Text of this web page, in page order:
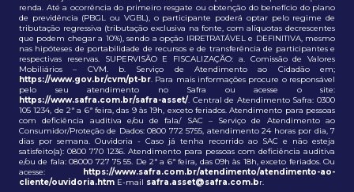
renda. Até a ocorrência do primeiro resgate ou obtenção do benefício do plano
de previdência (PBGL ou VGBL), o participante poderá optar pelo regime de
tributação regressiva (tributação exclusiva na fonte, com alíquotas decrescentes
que podem chegar a 10%), sendo a opção IRRETRATÁVEL e DEFINITIVA, mesmo
nas hipóteses de portabilidade de recursos e de transferência de participantes e
respectivas reservas. SUPERVISÃO E FISCALIZAÇÃO: a. Comissão de Valores
Mobiliários – CVM. b. Serviço de Atendimento ao Cidadão em;
https://www.gov.br/cvm/pt-br. Para mais informações procure o responsável
pelo seu atendimento no Safra ou acesse o site:
https://www.safra.com.br/safra-asset/. Central de Atendimento Safra: 0300
105 1234, de 2ª a 6ª feira, das 9 às 19h, exceto feriados. Atendimento para pessoas
com deficiência auditiva e/ou de fala/ SAC – Serviço de Atendimento ao
Consumidor/Proteção de Dados: 0800 772 5755, atendimento 24 horas por dia, 7
dias por semana. Ouvidoria - Caso já tenha recorrido ao SAC e não esteja
satisfeito(a): 0800 770 1236. Atendimento para pessoas com deficiência auditiva
e/ou de fala: 08000 727 75 55. De 2ª a 6ª feira, das 09h às 18h, exceto feriados. Ou
acesse: https://www.safra.com.br/atendimento/atendimento-ao-
cliente/ouvidoria.htm E-mail safra.asset@safra.com.br.